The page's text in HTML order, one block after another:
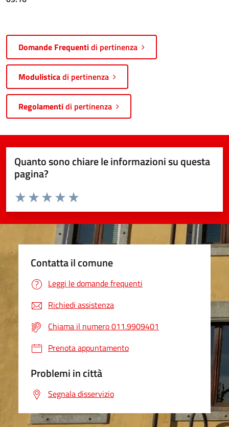
Domande Frequentidi pertinenza
Modulisticadi pertinenza
Regolamentidi pertinenza
Quanto sono chiare le informazioni su questa
pagina?
Valuta da 1 a 5 stelle la pagina
Valuta 5 stelle su 5
Valuta 4 stelle su 5
Valuta 3 stelle su 5
Valuta 2 stelle su 5
Valuta 1 stelle su 5
Contatta il comune
Leggi le domande frequenti
Richiedi assistenza
Chiama il numero 011.9909401
Prenota appuntamento
Problemi in città
Segnala disservizio